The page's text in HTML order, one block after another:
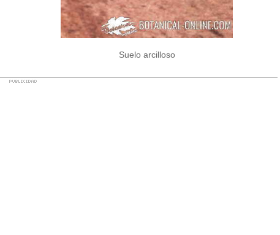
Suelo arcilloso